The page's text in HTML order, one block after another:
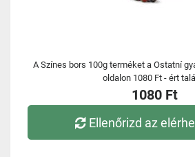
A Színes bors 100g terméket a Ostatní
oldalon 1080 Ft - ért
1080 Ft
Ellenőrizd az